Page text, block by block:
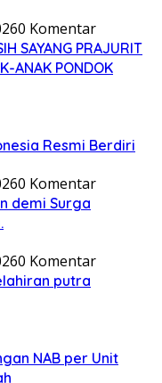
0 Komentar
SAYANG PRAJURIT
ANAK PONDOK
Resmi Berdiri
0 Komentar
demi Surga
0 Komentar
putra
NAB per Unit